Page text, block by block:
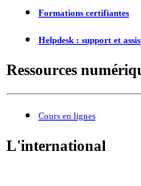
Formations certifiantes
Helpdesk : support et
Ressources
Cours en lignes
L'international